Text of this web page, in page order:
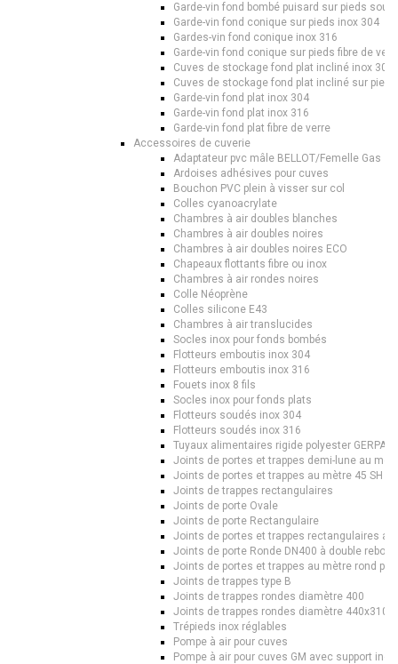
Garde-vin fond bombé puisard sur pieds
Garde-vin fond conique sur pieds inox 304
Gardes-vin fond conique inox 316
Garde-vin fond conique sur pieds fibre de
Cuves de stockage fond plat incliné inox 304
Cuves de stockage fond plat incliné sur
Garde-vin fond plat inox 304
Garde-vin fond plat inox 316
Garde-vin fond plat fibre de verre
Accessoires de cuverie
Adaptateur pvc mâle BELLOT/Femelle Gas
Ardoises adhésives pour cuves
Bouchon PVC plein à visser sur col
Colles cyanoacrylate
Chambres à air doubles blanches
Chambres à air doubles noires
Chambres à air doubles noires ECO
Chapeaux flottants fibre ou inox
Chambres à air rondes noires
Colle Néoprène
Colles silicone E43
Chambres à air translucides
Socles inox pour fonds bombés
Flotteurs emboutis inox 304
Flotteurs emboutis inox 316
Fouets inox 8 fils
Socles inox pour fonds plats
Flotteurs soudés inox 304
Flotteurs soudés inox 316
Tuyaux alimentaires rigide polyester
Joints de portes et trappes demi-lune au
Joints de portes et trappes au mètre 45 SH
Joints de trappes rectangulaires
Joints de porte Ovale
Joints de porte Rectangulaire
Joints de portes et trappes rectangulaires au
Joints de porte Ronde DN400 à double rebord
Joints de portes et trappes au mètre rond
Joints de trappes type B
Joints de trappes rondes diamètre 400
Joints de trappes rondes diamètre 440x310
Trépieds inox réglables
Pompe à air pour cuves
Pompe à air pour cuves GM avec support inox